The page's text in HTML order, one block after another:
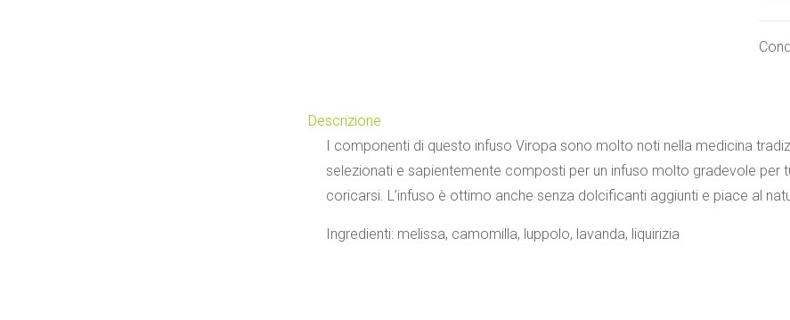
Descrizione
I componenti di questo infuso Viropa sono molto noti nella medicina
selezionati e sapientemente composti per un infuso molto gradevole per
coricarsi. L’infuso è ottimo anche senza dolcificanti aggiunti e piace al
Ingredienti: melissa, camomilla, luppolo, lavanda, liquirizia